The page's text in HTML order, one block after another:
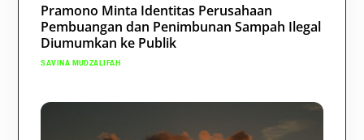
Pramono Minta Identitas Perusahaan
Pembuangan dan Penimbunan Sampah Ilegal
Diumumkan ke Publik
SAVINA MUDZALIFAH